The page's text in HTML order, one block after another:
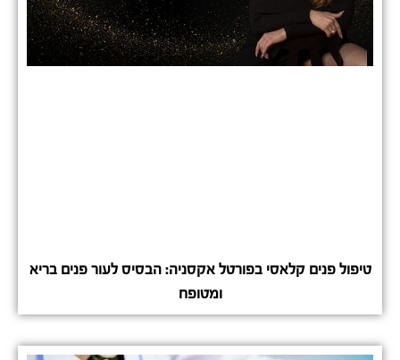
טיפול פנים קלאסי בפורטל אקסניה: הבסיס לעור פנים בריא
ומטופח